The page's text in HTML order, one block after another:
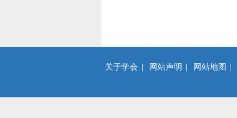
关于学会 网站声明 网站地图